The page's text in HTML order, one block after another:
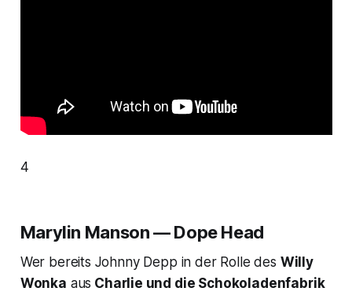
4
Marylin Manson — Dope Head
Wer bereits Johnny Depp in der Rolle des Willy
Wonka aus Charlie und die Schokoladenfabrik